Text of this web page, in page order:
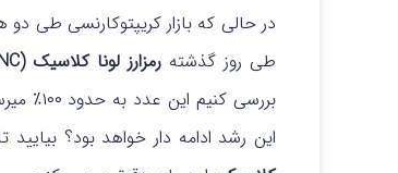
در حالی که بازار کریپتوکارنسی طی
طی روز گذشته رمزارز لونا کلاسیک (LUNC)
بررسی
این رشد ادامه دار خواهد بود؟ بیایید